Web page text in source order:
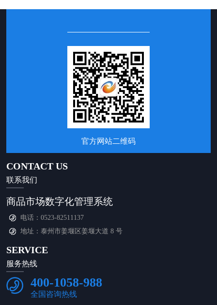
官方网站二维码
CONTACT US
联系我们
商品市场数字化管理系统
电话：0523-82511137
地址：泰州市姜堰区姜堰大道 8 号
SERVICE
服务热线
400-1058-988
全国咨询热线